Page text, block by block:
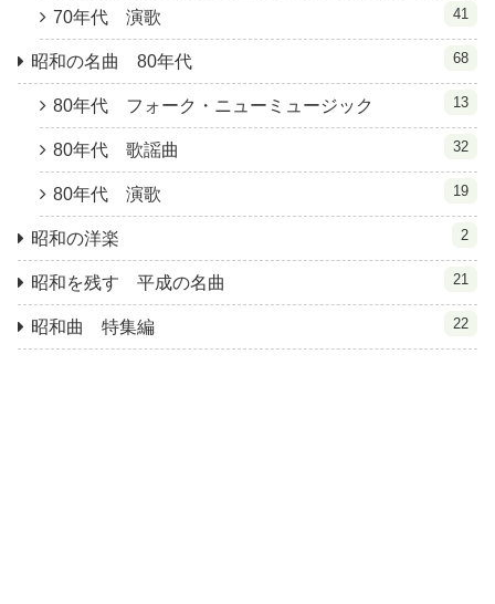
70年代 演歌 41
昭和の名曲 80年代 68
80年代 フォーク・ニューミュージック 13
80年代 歌謡曲 32
80年代 演歌 19
昭和の洋楽 2
昭和を残す 平成の名曲 21
昭和曲 特集編 22